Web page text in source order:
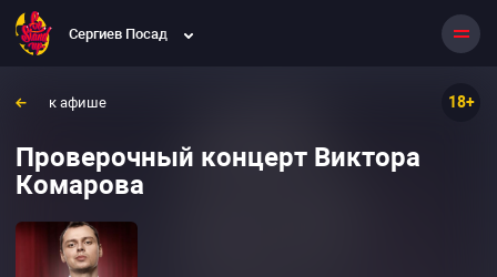
Сергиев Посад
к афише 18+
Проверочный концерт Виктора
Комарова